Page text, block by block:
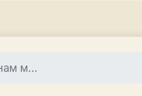
м...